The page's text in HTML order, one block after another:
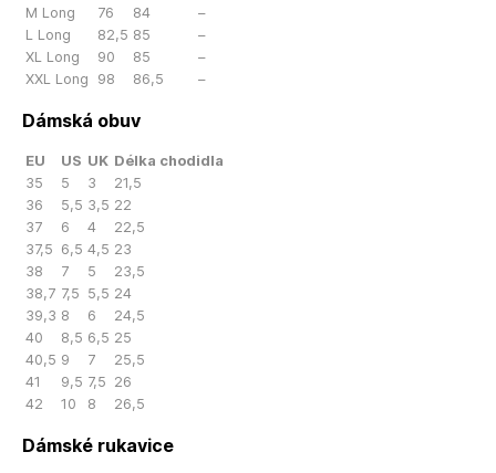
M Long
76 84
–
L Long
82,5 85
–
XL Long
90 85
–
XXL Long
98 86,5 –
Dámská obuv
EU US UK Délka chodidla
35
5 3
21,5
36
5,5 3,5 22
37
6 4
22,5
37,5 6,5 4,5 23
38
7 5
23,5
38,7 7,5 5,5 24
39,3 8 6
24,5
40
8,5 6,5 25
40,5 9 7
25,5
41
9,5 7,5 26
42
10 8 26,5
Dámské rukavice